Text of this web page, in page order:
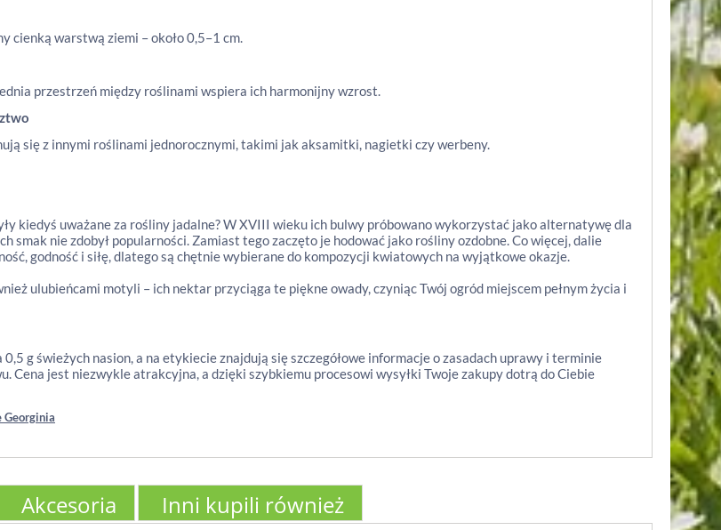
cienką warstwą ziemi – około 0,5–1 cm.
przestrzeń między roślinami wspiera ich harmonijny wzrost.
się z innymi roślinami jednorocznymi, takimi jak aksamitki, nagietki czy werbeny.
kiedyś uważane za rośliny jadalne? W XVIII wieku ich bulwy próbowano wykorzystać jako alternatywę dla
smak nie zdobył popularności. Zamiast tego zaczęto je hodować jako rośliny ozdobne. Co więcej, dalie
godność i siłę, dlatego są chętnie wybierane do kompozycji kwiatowych na wyjątkowe okazje.
ulubieńcami motyli – ich nektar przyciąga te piękne owady, czyniąc Twój ogród miejscem pełnym życia i
g świeżych nasion, a na etykiecie znajdują się szczegółowe informacje o zasadach uprawy i terminie
Cena jest niezwykle atrakcyjna, a dzięki szybkiemu procesowi wysyłki Twoje zakupy dotrą do Ciebie
Georginia
Akcesoria Inni kupili również